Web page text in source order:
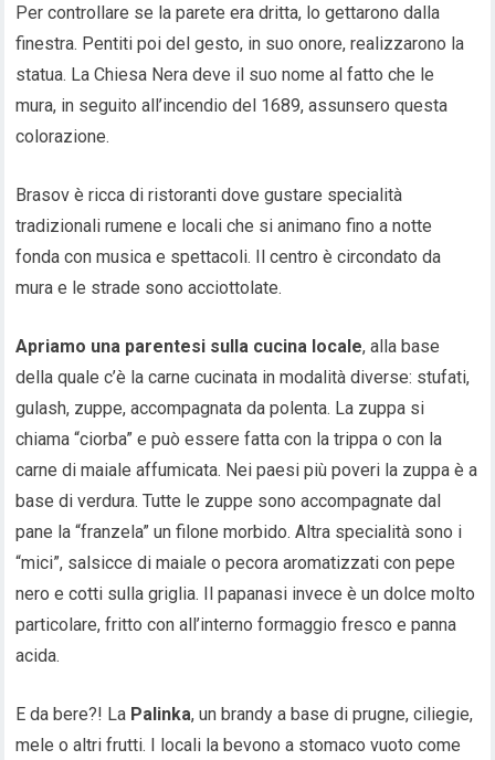
Per controllare se la parete era dritta, lo gettarono dalla
finestra. Pentiti poi del gesto, in suo onore, realizzarono la
statua. La Chiesa Nera deve il suo nome al fatto che le
mura, in seguito all’incendio del 1689, assunsero questa
colorazione.
Brasov è ricca di ristoranti dove gustare specialità
tradizionali rumene e locali che si animano fino a notte
fonda con musica e spettacoli. Il centro è circondato da
mura e le strade sono acciottolate.
Apriamo una parentesi sulla cucina locale, alla base
della quale c’è la carne cucinata in modalità diverse: stufati,
gulash, zuppe, accompagnata da polenta. La zuppa si
chiama “ciorba” e può essere fatta con la trippa o con la
carne di maiale affumicata. Nei paesi più poveri la zuppa è a
base di verdura. Tutte le zuppe sono accompagnate dal
pane la “franzela” un filone morbido. Altra specialità sono i
“mici”, salsicce di maiale o pecora aromatizzati con pepe
nero e cotti sulla griglia. Il papanasi invece è un dolce molto
particolare, fritto con all’interno formaggio fresco e panna
acida.
E da bere?! La Palinka, un brandy a base di prugne, ciliegie,
mele o altri frutti. I locali la bevono a stomaco vuoto come